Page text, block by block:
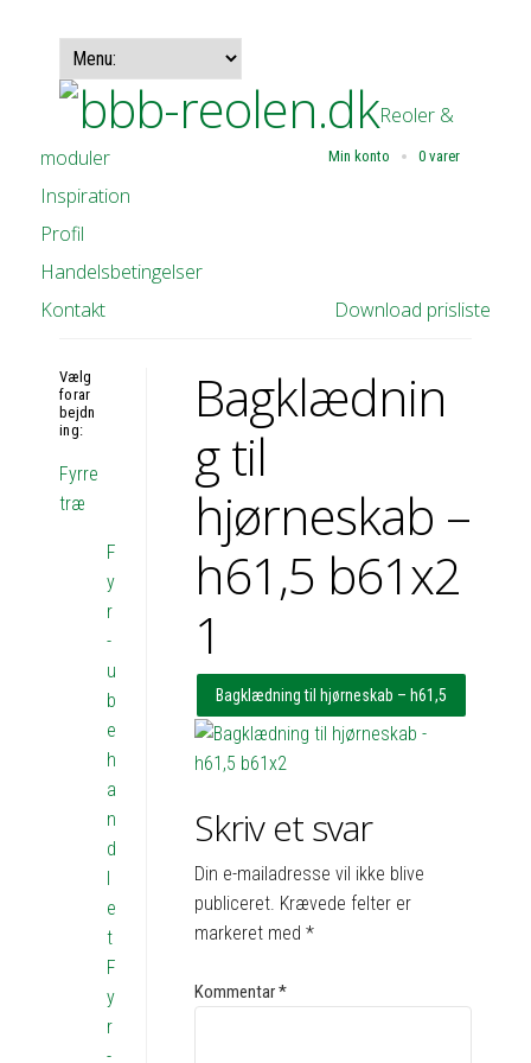
Min konto 0 varer
Reoler &
moduler
Inspiration
Profil
Handelsbetingelser
Download prisliste
Kontakt
Bagklædnin
g til
hjørneskab –
h61,5 b61x2
1
Bagklædning til hjørneskab – h61,5
b61x2
Skriv et svar
Din e-mailadresse vil ikke blive
publiceret. Krævede felter er
markeret med*
Kommentar*
Vælg
forar
bejdn
ing:
Fyrre
træ
F
y
r
-
u
b
e
h
a
n
d
l
e
t
F
y
r
-